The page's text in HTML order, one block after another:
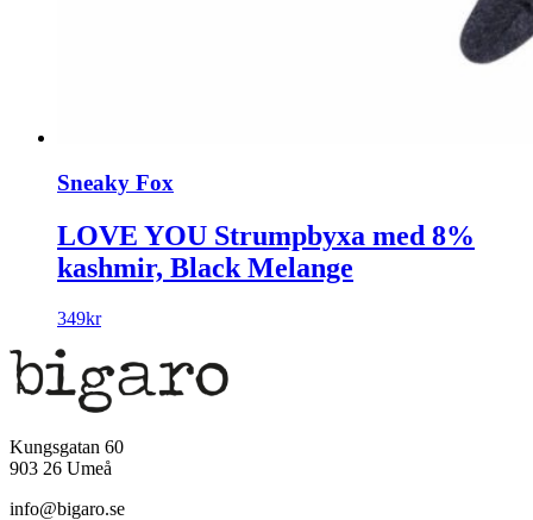
Sneaky Fox
LOVE YOU Strumpbyxa med 8%
kashmir, Black Melange
349kr
Kungsgatan 60
903 26 Umeå
info@bigaro.se